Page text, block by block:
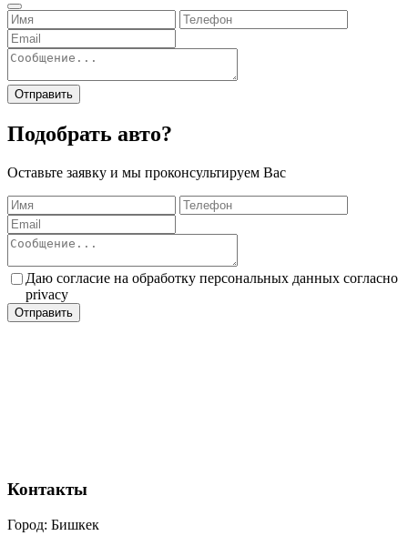
Отправить
Подобрать авто?
Оставьте заявку и мы проконсультируем Вас
Даю согласие на обработку персональных данных согласно
privacy
Отправить
Контакты
Город: Бишкек